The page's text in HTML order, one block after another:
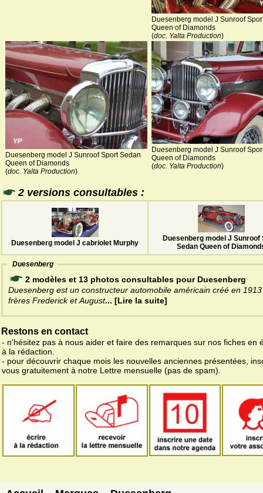
Duesenberg model J Sunroof
Queen of Diamonds
(doc. Yalta Production)
Duesenberg model J Sunroof Sport Sedan
Queen of Diamonds
(doc. Yalta Production)
Duesenberg model J Sunroof
Queen of Diamonds
(doc. Yalta Production)
2 versions consultables :
Duesenberg model J cabriolet Murphy
Duesenberg model J Sunroof
Sedan Queen of
Duesenberg
2 modèles et 13 photos consultables pour Duesenberg
Duesenberg est un constructeur automobile américain créé en
frères Frederick et August... [Lire la suite]
Restons en contact
- n'hésitez pas à nous aider et faire des remarques sur nos fiches en
à la rédaction.
- pour découvrir chaque mois les nouvelles anciennes présentées,
vous gratuitement à notre Lettre mensuelle (pas de spam).